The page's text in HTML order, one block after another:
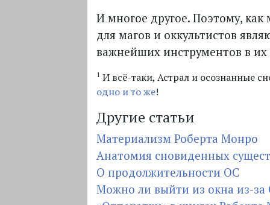
И многое другое. Поэтому,
для магов и оккультистов
важнейших инструментов в их
1 И всё-таки, Астрал и осознанные
одно и то же!
Другие статьи
Материализм Роберта Монро
Анатомия сновиденных
О продолжительности ОС
Можно ли выйти из окна из-за